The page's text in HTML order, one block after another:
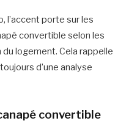
l’accent porte sur les
convertible selon les
logement. Cela rappelle
d’une analyse
convertible